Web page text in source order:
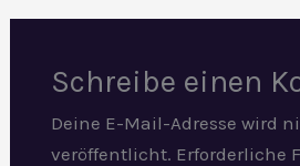
Schreibe einen
Deine E-Mail-Adresse wird
veröffentlicht. Erforderliche